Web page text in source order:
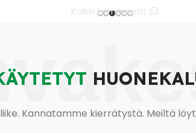
Kaikki kommentit
Kannatamme kierrätystä. Meiltä